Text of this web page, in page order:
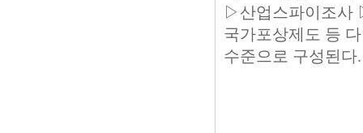
▷산업스파이조사
국가포상제도 등
수준으로 구성된다.